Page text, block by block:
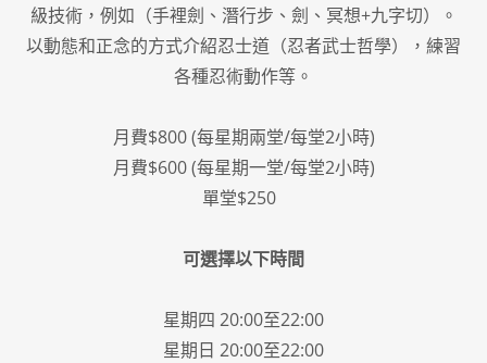
級技術，例如（手裡劍、潛行步、劍、冥想+九字切）。
以動態和正念的方式介紹忍士道（忍者武士哲學），練習
各種忍術動作等。
月費$800 (每星期兩堂/每堂2小時)
月費$600 (每星期一堂/每堂2小時)
單堂$250
可選擇以下時間
星期四 20:00至22:00
星期日 20:00至22:00